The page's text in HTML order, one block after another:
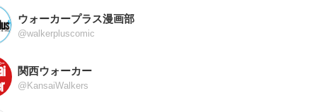
ウォーカープラス漫画部
@walkerpluscomic
関西ウォーカー
@KansaiWalkers